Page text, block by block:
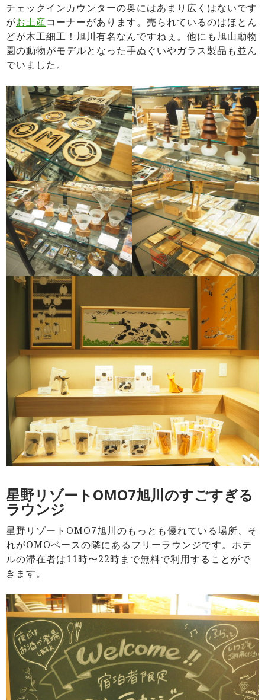
チェックインカウンターの奥にはあまり広くはないです
がお土産コーナーがあります。売られているのはほとん
どが木工細工！旭川有名なんですねぇ。他にも旭山動物
園の動物がモデルとなった手ぬぐいやガラス製品も並ん
でいました。
星野リゾートOMO7旭川のすごすぎる
ラウンジ
星野リゾートOMO7旭川のもっとも優れている場所、そ
れがOMOベースの隣にあるフリーラウンジです。ホテ
ルの滞在者は11時〜22時まで無料で利用することがで
きます。